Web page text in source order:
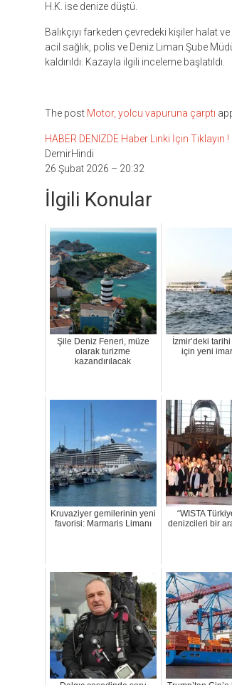
H.K. ise denize düştü.
Balıkçıyı farkeden çevredeki kişiler halat
acil sağlık, polis ve Deniz Liman Şube
kaldırıldı. Kazayla ilgili inceleme başlatıldı.
The post Motor, yolcu vapuruna çarptı
HABER DENIZDE Haber Linki İçin Tıklayın !
DemirHindi
26 Şubat 2026 – 20:32
İlgili Konular
Şile Deniz Feneri, müze
olarak turizme
kazandırılacak
İzmir’deki
için yeni
Kruvaziyer gemilerinin yeni
favorisi: Marmaris Limanı
“WISTA
denizcileri bir